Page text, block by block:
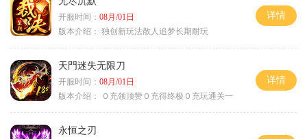
开服时间： 08月/01日
版本介绍： 独创新玩法散人追梦长期耐玩
详情
天門迷失无限刀
开服时间： 08月/01日
版本介绍：
０充领顶赞０充得终极０充玩通关一
详情
永恒之刃